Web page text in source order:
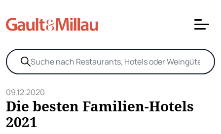
09.12.2020
Die besten Familien-Hotels
2021